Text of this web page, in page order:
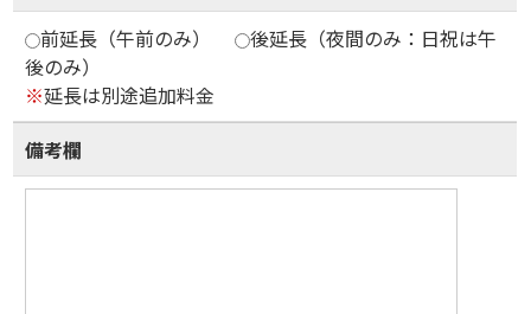
前延長（午前のみ）
後延長（夜間のみ：日祝は午
後のみ）
※延長は別途追加料金
備考欄